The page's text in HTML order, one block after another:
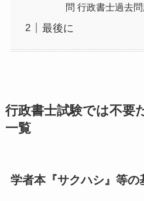
問 行政書士過去問
最後に
行政書士試験では不要
一覧
学者本『サクハシ』等の